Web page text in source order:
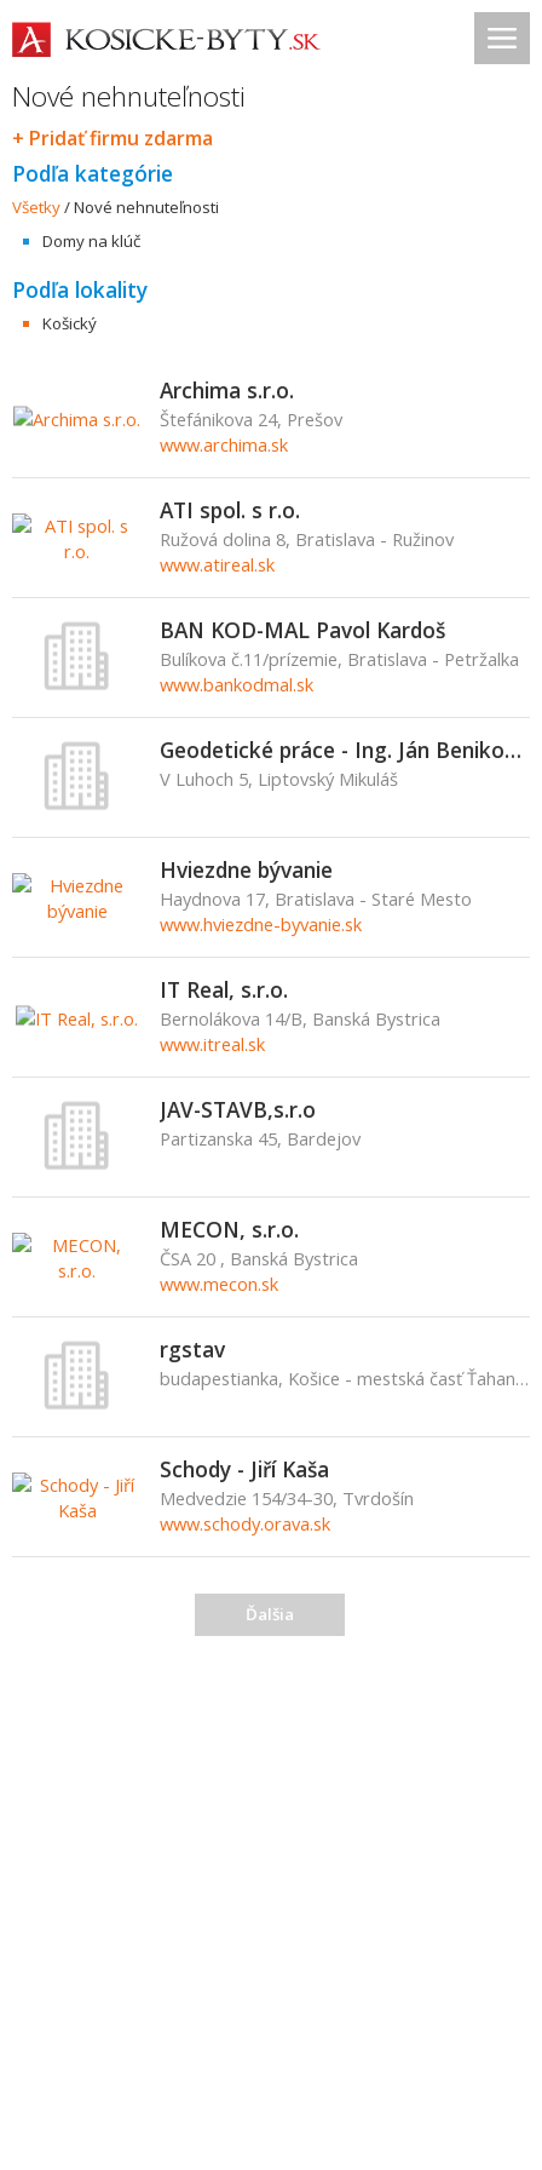
Nové nehnuteľnosti
+ Pridať firmu zdarma
Podľa kategórie
Všetky/Nové nehnuteľnosti
Domy na klúč
Podľa lokality
Košický
Archima s.r.o.
Štefánikova 24, Prešov
www.archima.sk
ATI spol. s r.o.
Ružová dolina 8, Bratislava - Ružinov
www.atireal.sk
BAN KOD-MAL Pavol Kardoš
Bulíkova č.11/prízemie, Bratislava - Petržalka
www.bankodmal.sk
Geodetické práce - Ing. Ján Benikovský
V Luhoch 5, Liptovský Mikuláš
Hviezdne bývanie
Haydnova 17, Bratislava - Staré Mesto
www.hviezdne-byvanie.sk
IT Real, s.r.o.
Bernolákova 14/B, Banská Bystrica
www.itreal.sk
JAV-STAVB,s.r.o
Partizanska 45, Bardejov
MECON, s.r.o.
ČSA 20 , Banská Bystrica
www.mecon.sk
rgstav
budapestianka, Košice - mestská časť Ťahanovce
Schody - Jiří Kaša
Medvedzie 154/34-30, Tvrdošín
www.schody.orava.sk
Ďalšia